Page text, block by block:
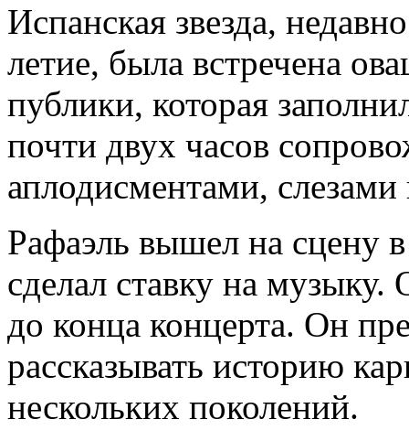
Испанская звезда,
летие, была встречена
публики, которая
почти двух часов
аплодисментами,
Рафаэль вышел на сцену
сделал ставку на музыку.
до конца концерта. Он
рассказывать историю
нескольких поколений.